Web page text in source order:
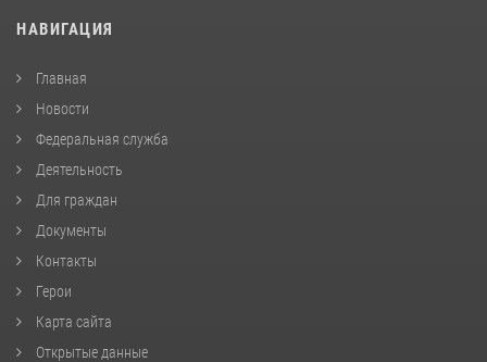
НАВИГАЦИЯ
Главная
Новости
Федеральная служба
Деятельность
Для граждан
Документы
Контакты
Герои
Карта сайта
Открытые данные